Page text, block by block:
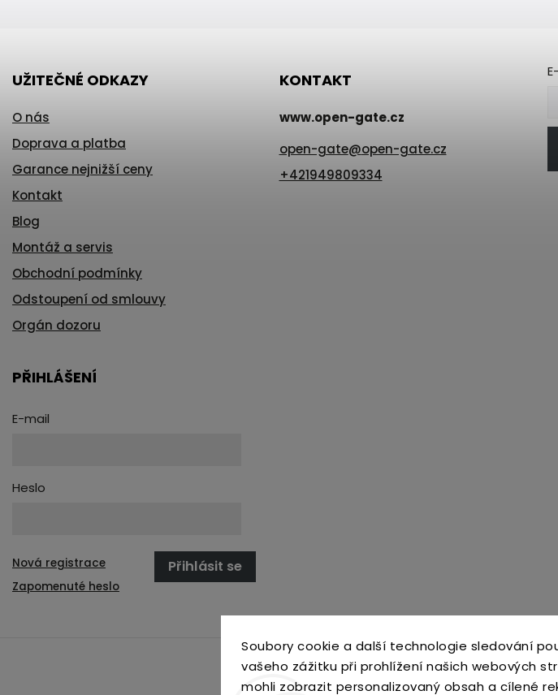
Soubory cookie a další technologie sledování
vašeho zážitku při prohlížení našich webových
mohli zobrazit personalizovaný obsah a cílené
UŽITEČNÉ ODKAZY
O nás
Doprava a platba
Garance nejnižší ceny
Kontakt
Blog
Montáž a servis
Obchodní podmínky
Odstoupení od smlouvy
Orgán dozoru
KONTAKT
www.open-gate.cz
open-gate@open-gate.cz
+421949809334
PŘIHLÁŠENÍ
E-mail
Heslo
Přihlásit se
Nová registrace
Zapomenuté heslo
open-gate.sk